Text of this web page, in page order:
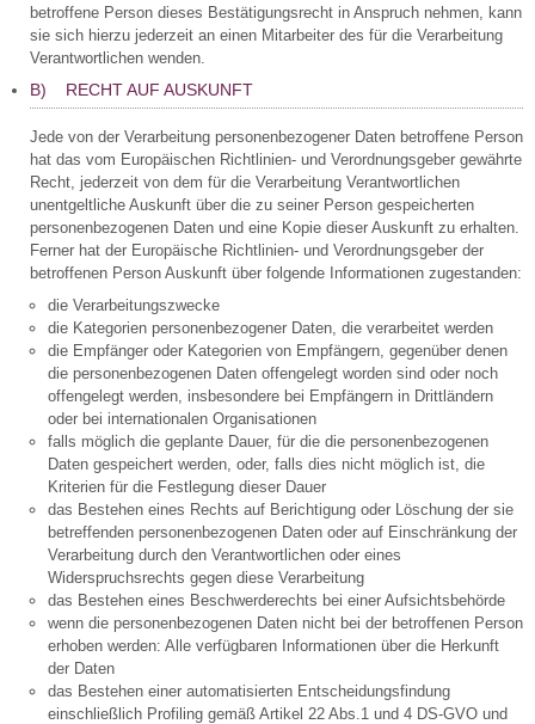
betroffene Person dieses Bestätigungsrecht in Anspruch nehmen, kann
sie sich hierzu jederzeit an einen Mitarbeiter des für die Verarbeitung
Verantwortlichen wenden.
B) RECHT AUF AUSKUNFT
Jede von der Verarbeitung personenbezogener Daten betroffene Person
hat das vom Europäischen Richtlinien- und Verordnungsgeber gewährte
Recht, jederzeit von dem für die Verarbeitung Verantwortlichen
unentgeltliche Auskunft über die zu seiner Person gespeicherten
personenbezogenen Daten und eine Kopie dieser Auskunft zu erhalten.
Ferner hat der Europäische Richtlinien- und Verordnungsgeber der
betroffenen Person Auskunft über folgende Informationen zugestanden:
die Verarbeitungszwecke
die Kategorien personenbezogener Daten, die verarbeitet werden
die Empfänger oder Kategorien von Empfängern, gegenüber denen
die personenbezogenen Daten offengelegt worden sind oder noch
offengelegt werden, insbesondere bei Empfängern in Drittländern
oder bei internationalen Organisationen
falls möglich die geplante Dauer, für die die personenbezogenen
Daten gespeichert werden, oder, falls dies nicht möglich ist, die
Kriterien für die Festlegung dieser Dauer
das Bestehen eines Rechts auf Berichtigung oder Löschung der sie
betreffenden personenbezogenen Daten oder auf Einschränkung der
Verarbeitung durch den Verantwortlichen oder eines
Widerspruchsrechts gegen diese Verarbeitung
das Bestehen eines Beschwerderechts bei einer Aufsichtsbehörde
wenn die personenbezogenen Daten nicht bei der betroffenen Person
erhoben werden: Alle verfügbaren Informationen über die Herkunft
der Daten
das Bestehen einer automatisierten Entscheidungsfindung
einschließlich Profiling gemäß Artikel 22 Abs.1 und 4 DS-GVO und